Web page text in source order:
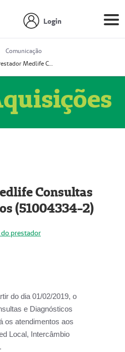
Login
Comunicação
Prestador Medlife Consultas e Diagnósticos (51004334-2)
Consultas
(51004334-2)
prestador
do dia 01/02/2019, o
e Diagnósticos
os atendimentos aos
Local, Intercâmbio